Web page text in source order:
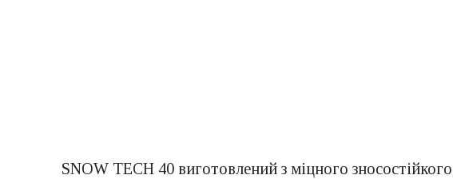
SNOW TECH 40 виготовлений з міцного